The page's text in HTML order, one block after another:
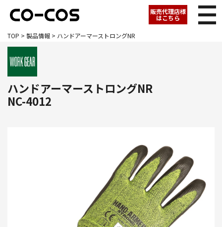
販売代理店様
はこちら
TOP > 製品情報 > ハンドアーマーストロングNR
ハンドアーマーストロングNR
NC-4012